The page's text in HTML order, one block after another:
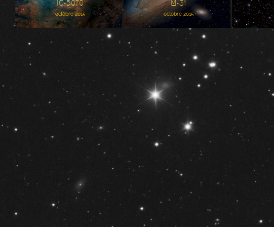
IC-5070
octobre 2015
M-31
octobre 2015